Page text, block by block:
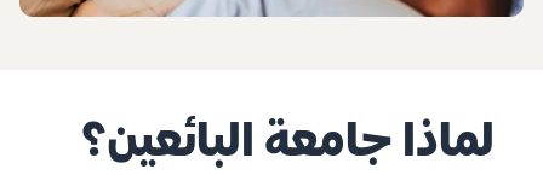
لماذا جامعة البائعين؟